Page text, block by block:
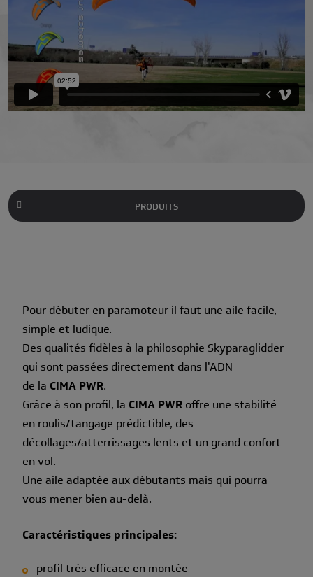
PRODUITS
Pour débuter en paramoteur il faut une aile facile,
simple et ludique.
Des qualités fidèles à la philosophie Skyparaglidder
qui sont passées directement dans l'ADN
de la CIMA PWR.
Grâce à son profil, la CIMA PWR offre une stabilité
en roulis/tangage prédictible, des
décollages/atterrissages lents et un grand confort
en vol.
Une aile adaptée aux débutants mais qui pourra
vous mener bien au-delà.
Caractéristiques principales:
profil très efficace en montée